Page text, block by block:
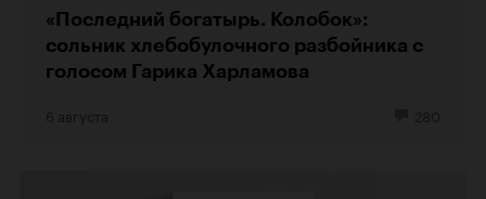
«Последний богатырь. Колобок»:
сольник хлебобулочного разбойника с
голосом Гарика Харламова